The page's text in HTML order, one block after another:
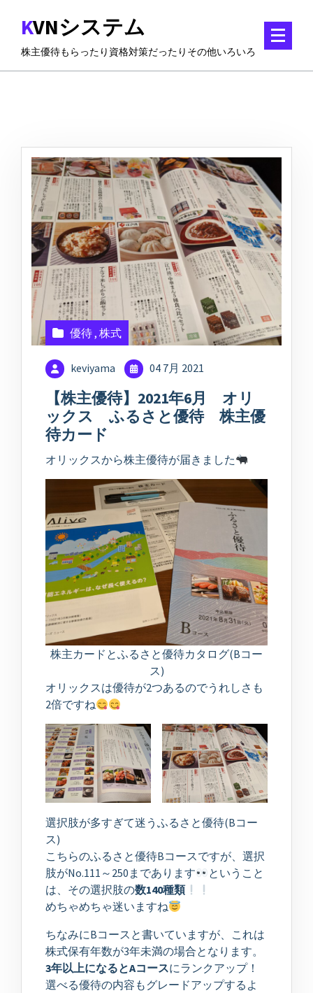
ツ
KVNシステム
株主優待もらったり資格対策だったりその他いろいろ
優待, 株式
keviyama 04 7月 2021
【株主優待】2021年6月 オリ
ックス ふるさと優待 株主優
待カード
オリックスから株主優待が届きました
株主カードとふるさと優待カタログ(Bコー
ス)
オリックスは優待が2つあるのでうれしさも
2倍ですね
選択肢が多すぎて迷うふるさと優待(Bコー
ス)
こちらのふるさと優待Bコースですが、選択
肢がNo.111～250まであります
ということ
は、その選択肢の数140種類
めちゃめちゃ迷いますね
ちなみにBコースと書いていますが、これは
株式保有年数が3年未満の場合となります。
3年以上になるとAコースにランクアップ！
選べる優待の内容もグレードアップするよ